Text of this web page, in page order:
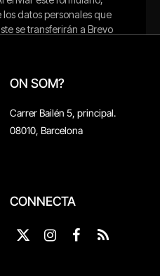
ON SOM?
Carrer Bailén 5, principal.
08010, Barcelona
CONNECTA
X
InstagramFacebook
RSS